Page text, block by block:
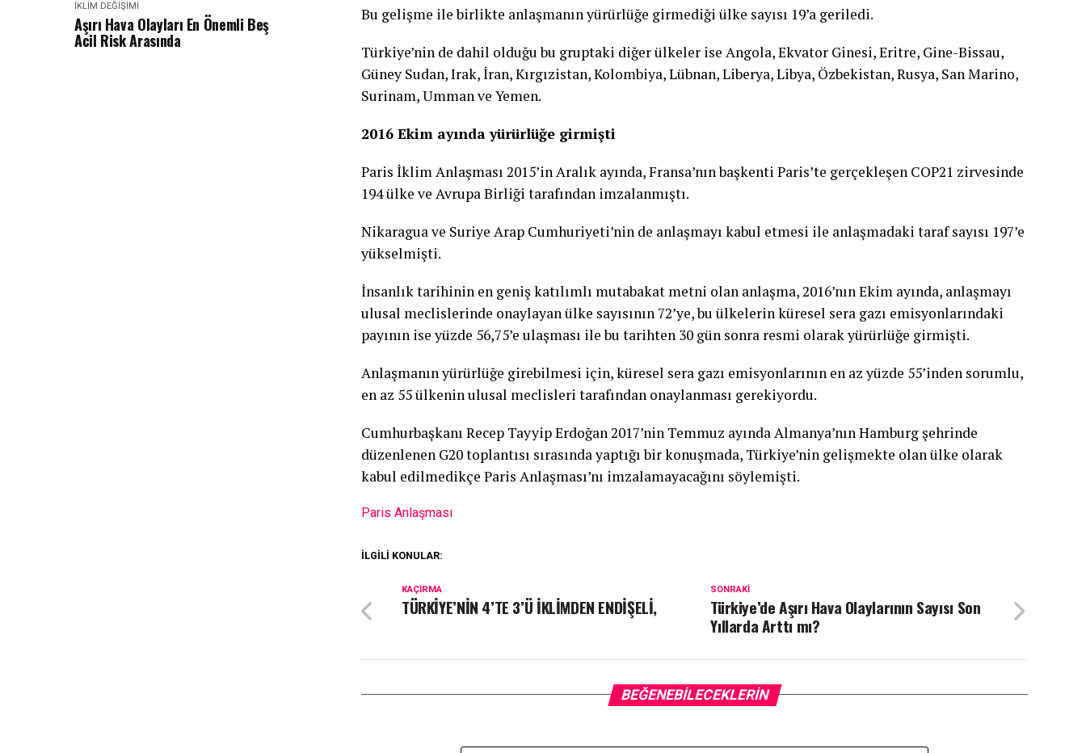
İKLIM DEĞIŞIMI
Aşırı Hava Olayları En Önemli Beş
Acil Risk Arasında
Bu gelişme ile birlikte anlaşmanın yürürlüğe girmediği ülke sayısı 19’a geriledi.
Türkiye’nin de dahil olduğu bu gruptaki diğer ülkeler ise Angola, Ekvator Ginesi, Eritre, Gine-Bissau,
Güney Sudan, Irak, İran, Kırgızistan, Kolombiya, Lübnan, Liberya, Libya, Özbekistan, Rusya, San Marino,
Surinam, Umman ve Yemen.
2016 Ekim ayında yürürlüğe girmişti
Paris İklim Anlaşması 2015’in Aralık ayında, Fransa’nın başkenti Paris’te gerçekleşen COP21 zirvesinde
194 ülke ve Avrupa Birliği tarafından imzalanmıştı.
Nikaragua ve Suriye Arap Cumhuriyeti’nin de anlaşmayı kabul etmesi ile anlaşmadaki taraf sayısı 197’e
yükselmişti.
İnsanlık tarihinin en geniş katılımlı mutabakat metni olan anlaşma, 2016’nın Ekim ayında, anlaşmayı
ulusal meclislerinde onaylayan ülke sayısının 72’ye, bu ülkelerin küresel sera gazı emisyonlarındaki
payının ise yüzde 56,75’e ulaşması ile bu tarihten 30 gün sonra resmi olarak yürürlüğe girmişti.
Anlaşmanın yürürlüğe girebilmesi için, küresel sera gazı emisyonlarının en az yüzde 55’inden sorumlu,
en az 55 ülkenin ulusal meclisleri tarafından onaylanması gerekiyordu.
Cumhurbaşkanı Recep Tayyip Erdoğan 2017’nin Temmuz ayında Almanya’nın Hamburg şehrinde
düzenlenen G20 toplantısı sırasında yaptığı bir konuşmada, Türkiye’nin gelişmekte olan ülke olarak
kabul edilmedikçe Paris Anlaşması’nı imzalamayacağını söylemişti.
Paris Anlaşması
İLGILI KONULAR:
SONRAKI
Türkiye’de Aşırı Hava Olaylarının Sayısı Son
Yıllarda Arttı mı?
KAÇIRMA
TÜRKİYE’NİN 4’TE 3’Ü İKLİMDEN ENDİŞELİ,
BEĞENEBILECEKLERIN